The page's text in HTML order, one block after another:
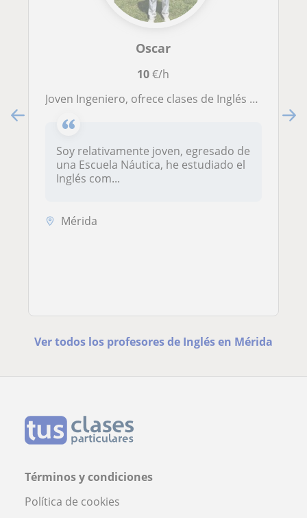
Oscar
10€/h
Joven Ingeniero, ofrece clases de Inglés a adultos o niños, con certificaciones por parte de la Universidad de Cambridge y MacMillan
Soy relativamente joven, egresado de
una Escuela Náutica, he estudiado el
Inglés com...
Mérida
Ver todos los profesores de Inglés en Mérida
Términos y condiciones
Política de cookies